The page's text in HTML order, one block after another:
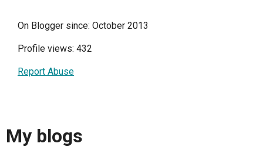
On Blogger since: October 2013
Profile views: 432
Report Abuse
My blogs